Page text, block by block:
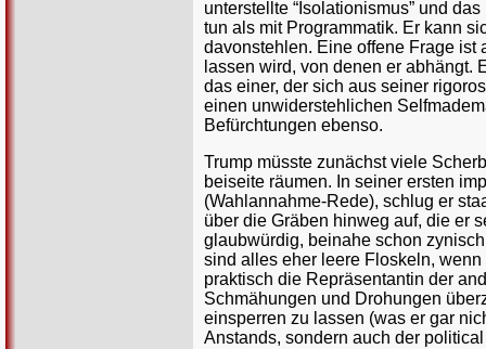
unterstellte “Isolationismus” und
tun als mit Programmatik. Er kann
davonstehlen. Eine offene Frage ist
lassen wird, von denen er abhängt.
das einer, der sich aus seiner
einen unwiderstehlichen
Befürchtungen ebenso.
Trump müsste zunächst viele
beiseite räumen. In seiner ersten
(Wahlannahme-Rede), schlug er
über die Gräben hinweg auf, die er
glaubwürdig, beinahe schon
sind alles eher leere Floskeln,
praktisch die Repräsentantin der
Schmähungen und Drohungen
einsperren zu lassen (was er gar
Anstands, sondern auch der